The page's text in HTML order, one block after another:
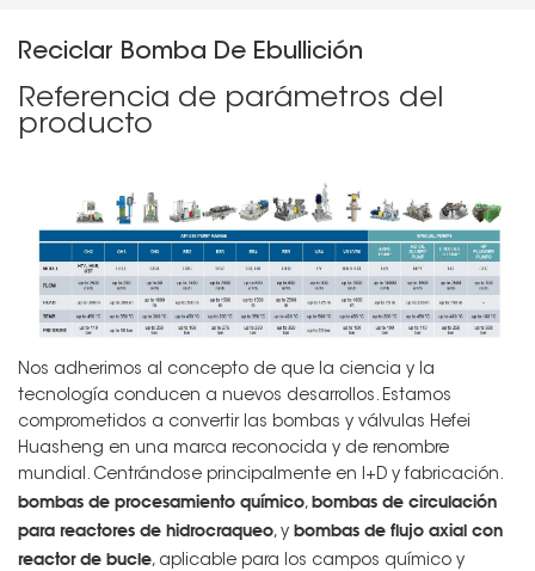
Reciclar Bomba De Ebullición
Referencia de parámetros del
producto
Nos adherimos al concepto de que la ciencia y la
tecnología conducen a nuevos desarrollos. Estamos
comprometidos a convertir las bombas y válvulas Hefei
Huasheng en una marca reconocida y de renombre
mundial. Centrándose principalmente en I+D y fabricación.
bombas de procesamiento químico, bombas de circulación
para reactores de hidrocraqueo, y bombas de flujo axial con
reactor de bucle, aplicable para los campos químico y